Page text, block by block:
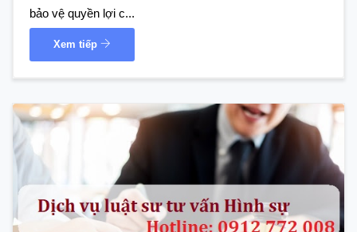
bảo vệ quyền lợi c...
Xem tiếp